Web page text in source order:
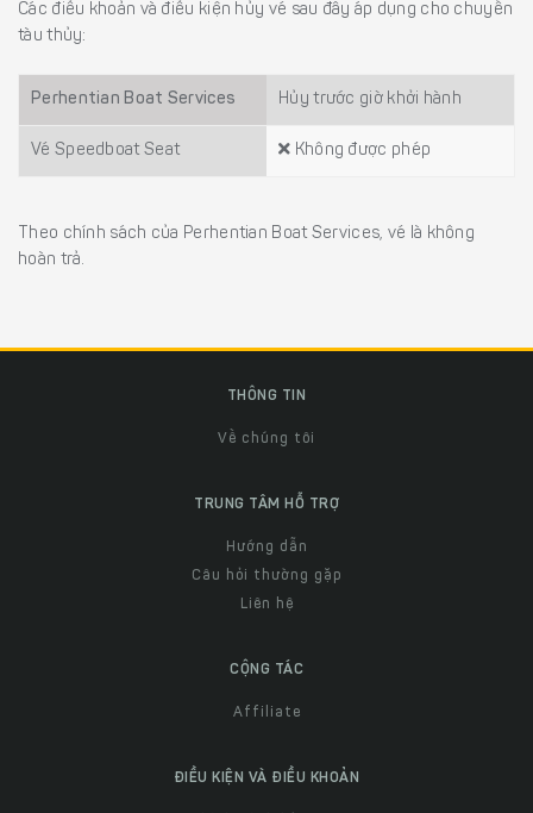
Các điều khoản và điều kiện hủy vé sau đây áp dụng cho chuyến
tàu thủy:
Perhentian Boat Services Hủy trước giờ khởi hành
Vé Speedboat Seat Không được phép
Theo chính sách của Perhentian Boat Services, vé là không
hoàn trả.
THÔNG TIN
Về chúng tôi
TRUNG TÂM HỖ TRỢ
Hướng dẫn
Câu hỏi thường gặp
Liên hệ
CỘNG TÁC
Affiliate
ĐIỀU KIỆN VÀ ĐIỀU KHOẢN